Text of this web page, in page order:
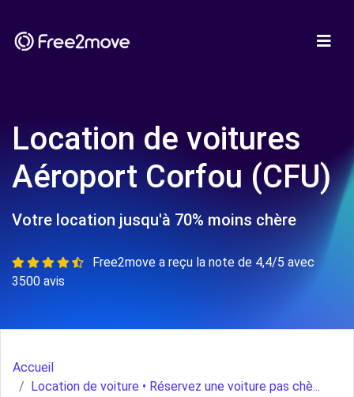
Location de voitures
Aéroport Corfou (CFU)
Votre location jusqu'à 70% moins chère
Free2move a reçu la note de 4,4/5 avec
3500 avis
Accueil
Location de voiture • Réservez une voiture pas chè...